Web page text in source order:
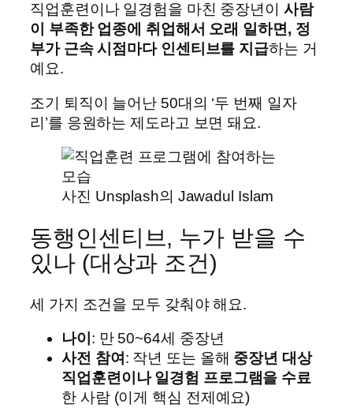
직업훈련이나 일경험을 마친 중장년이 사람
이 부족한 업종에 취업해서 오래 일하면, 정
부가 근속 시점마다 인센티브를 지급하는 거
예요.
조기 퇴직이 늘어난 50대의 ‘두 번째 일자
리’를 응원하는 제도라고 보면 돼요.
사진 Unsplash의 Jawadul Islam
동행인센티브, 누가 받을 수
있나 (대상과 조건)
세 가지 조건을 모두 갖춰야 해요.
나이 : 만 50~64세 중장년
사전 참여 : 작년 또는 올해 중장년 대상
직업훈련이나 일경험 프로그램을 수료
한 사람 (이게 핵심 전제예요)